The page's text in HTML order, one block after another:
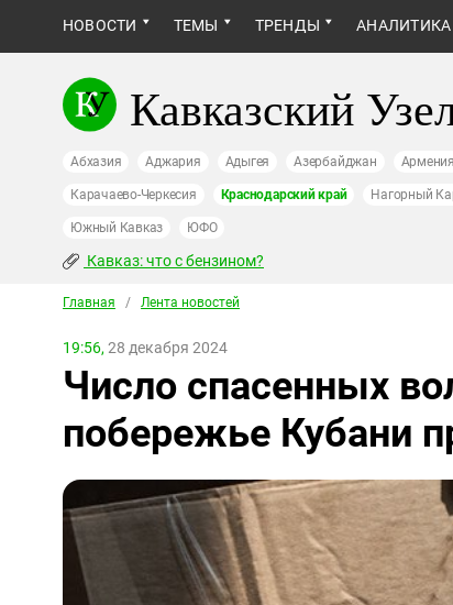
НОВОСТИ ТЕМЫ ТРЕНДЫ АНАЛИТИКА
Кавказский
Абхазия Аджария Адыгея Азербайджан Армения
Карачаево-Черкесия Краснодарский край Нагорный
Южный Кавказ ЮФО
Кавказ: что с бензином?
Главная / Лента новостей
19:56, 28 декабря 2024
Число спасенных
побережье Кубани